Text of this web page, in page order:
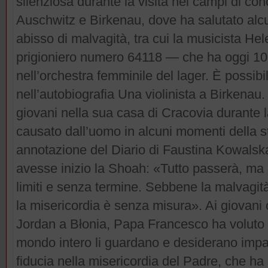
Auschwitz e Birkenau, dove ha salutato
abisso di malvagità, tra cui la musicista
prigioniero numero 64118 — che ha oggi
nell’orchestra femminile del lager. È
nell’autobiografia Una violinista a
giovani nella sua casa di Cracovia durante
causato dall’uomo in alcuni momenti della
annotazione del Diario di Faustina
avesse inizio la Shoah: «Tutto passerà,
limiti e senza termine. Sebbene la
la misericordia è senza misura». Ai
Jordan a Błonia, Papa Francesco ha
mondo intero li guardano e desiderano
fiducia nella misericordia del Padre, che